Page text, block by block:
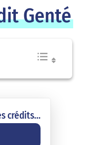
Genté
crédits…